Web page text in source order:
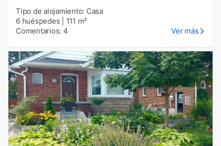
Tipo de alojamiento: Casa
6 huéspedes
111 m²
Comentarios: 4
Ver más